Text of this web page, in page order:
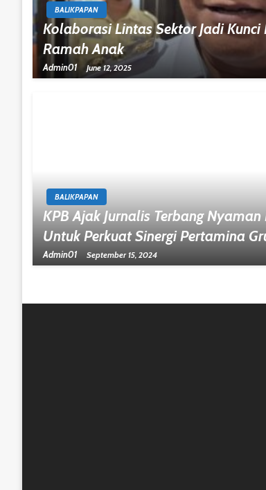
BALIKPAPAN
Kolaborasi Lintas Sektor Jadi
Ramah Anak
Admin01 June 12, 2025
BALIKPAPAN
KPB Ajak Jurnalis Terbang
Untuk Perkuat Sinergi Pertamina
Admin01 September 15, 2024